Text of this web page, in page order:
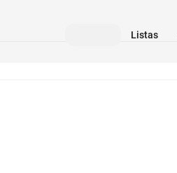
Listas